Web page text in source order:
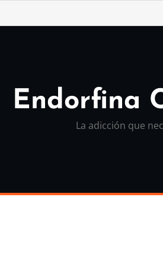
Endorfina
La adicción que